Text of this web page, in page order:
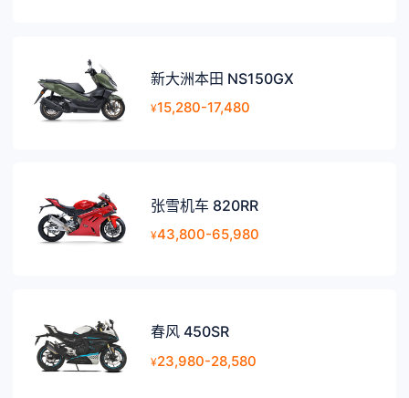
新大洲本田 NS150GX
¥15,280-17,480
张雪机车 820RR
¥43,800-65,980
春风 450SR
¥23,980-28,580